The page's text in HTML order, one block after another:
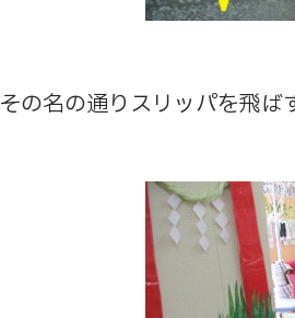
その名の通りスリッパを飛ば